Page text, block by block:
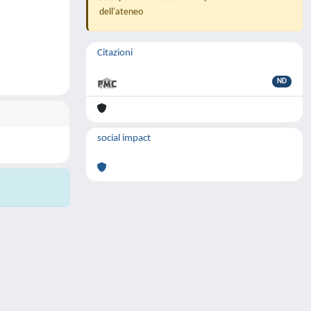
dell'ateneo
Citazioni
ND
social impact